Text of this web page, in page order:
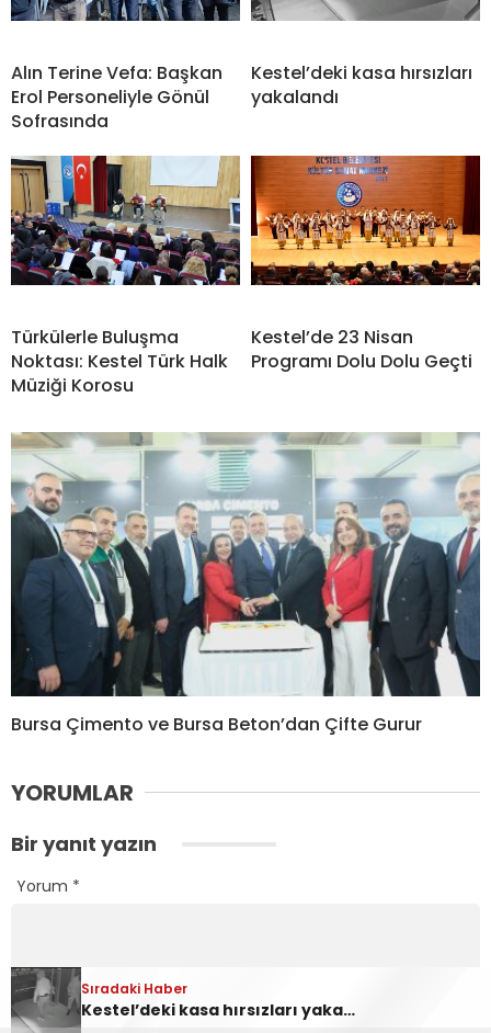
Sıradaki Haber
Ankara Yolu Babasultan Mevkii’nde Korkutan Tır Yangını
Alın Terine Vefa: Başkan
Erol Personeliyle Gönül
Sofrasında
Kestel’deki kasa hırsızları
yakalandı
Türkülerle Buluşma
Noktası: Kestel Türk Halk
Müziği Korosu
Kestel’de 23 Nisan
Programı Dolu Dolu Geçti
Bursa Çimento ve Bursa Beton’dan Çifte Gurur
YORUMLAR
Bir yanıt yazın
Yorum *
Sıradaki Haber
Kestel’deki kasa hırsızları yakalandı